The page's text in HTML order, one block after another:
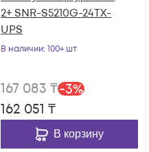
2+ SNR-S5210G-24TX-
UPS
В наличии: 100+ шт
167 083 ₸-3%
162 051 ₸
В корзину